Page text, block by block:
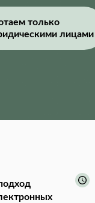
только
лицами